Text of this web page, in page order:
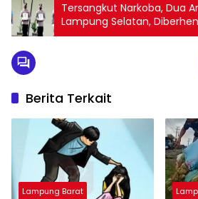
Tersangkut Narkoba, Dua
Lampung Selatan,
Tidak Hormat.
Berita Terkait
Lampung Barat